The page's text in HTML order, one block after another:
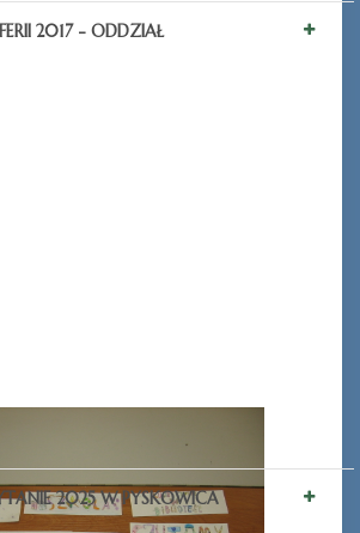
2017 - ODDZIAŁ
2025 W PYSKOWICA